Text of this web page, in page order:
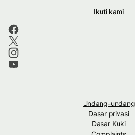
Ikuti kami
Undang-undang
Dasar privasi
Dasar Kuki